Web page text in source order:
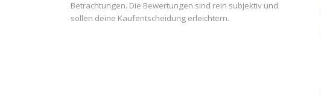
Betrachtungen. Die Bewertungen sind rein subjektiv und
sollen deine Kaufentscheidung erleichtern.